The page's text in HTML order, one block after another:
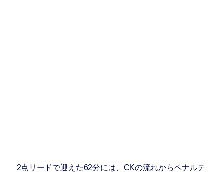
2点リードで迎えた62分には、CKの流れからペナルテ